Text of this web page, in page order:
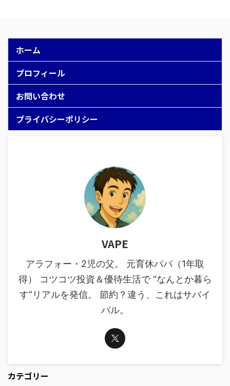
ホーム
プロフィール
お問い合わせ
プライバシーポリシー
VAPE
アラフォー・2児の父。 元育休パパ（1年取
得） コツコツ投資＆優待生活で “なんとか暮ら
す”リアルを発信。 節約？違う、これはサバイ
バル。
カテゴリー